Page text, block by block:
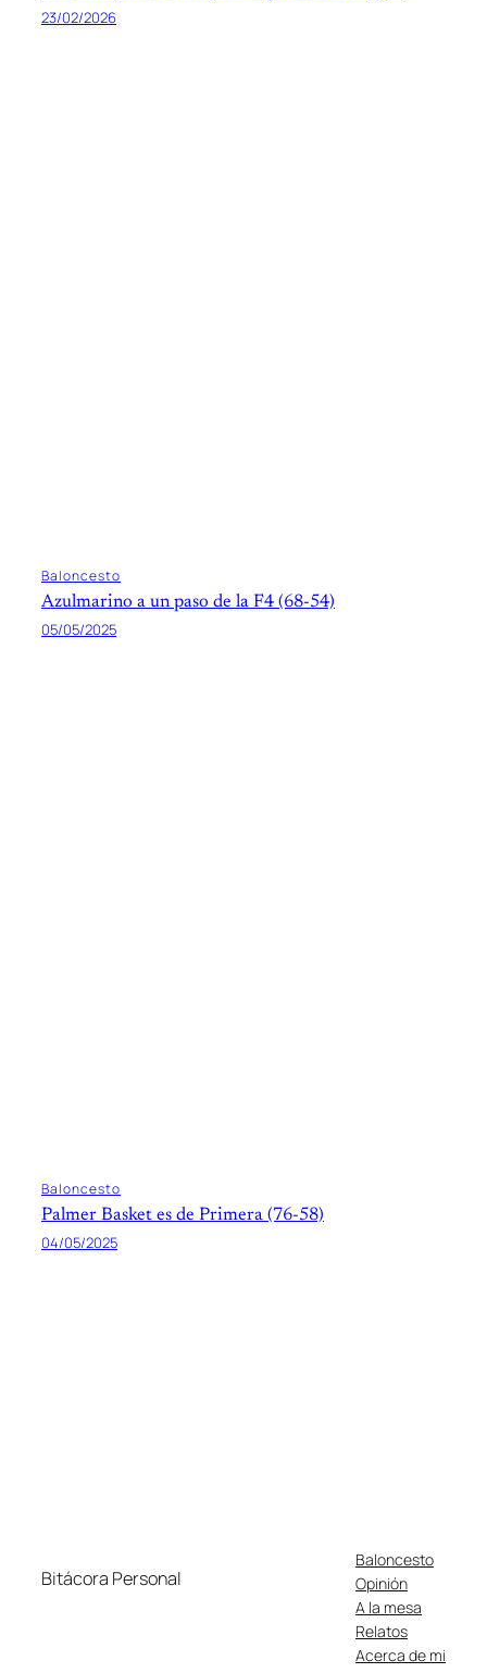
23/02/2026
Baloncesto
Azulmarino a un paso de la F4 (68-54)
05/05/2025
Baloncesto
Palmer Basket es de Primera (76-58)
04/05/2025
Bitácora Personal
Baloncesto
Opinión
A la mesa
Relatos
Acerca de mi